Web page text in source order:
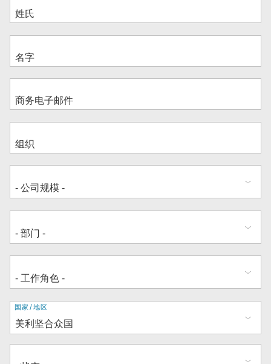
地
址
国家/地区